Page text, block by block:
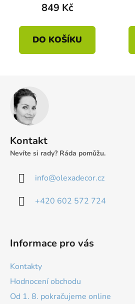
849 Kč
DO KOŠÍKU
Kontakt
Nevíte si rady? Ráda pomůžu.
info@olexadecor.cz
+420 602 572 724
Informace pro vás
Kontakty
Hodnocení obchodu
Od 1. 8. pokračujeme online